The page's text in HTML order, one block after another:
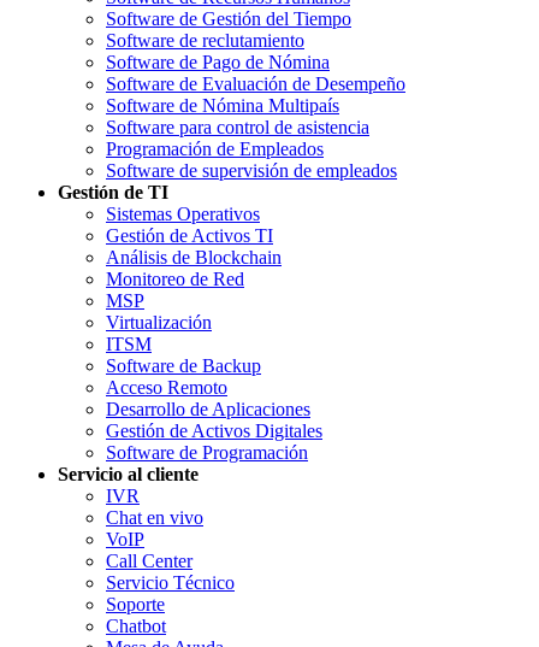
Software de Gestión del Tiempo
Software de reclutamiento
Software de Pago de Nómina
Software de Evaluación de Desempeño
Software de Nómina Multipaís
Software para control de asistencia
Programación de Empleados
Software de supervisión de empleados
Gestión de TI
Sistemas Operativos
Gestión de Activos TI
Análisis de Blockchain
Monitoreo de Red
MSP
Virtualización
ITSM
Software de Backup
Acceso Remoto
Desarrollo de Aplicaciones
Gestión de Activos Digitales
Software de Programación
Servicio al cliente
IVR
Chat en vivo
VoIP
Call Center
Servicio Técnico
Soporte
Chatbot